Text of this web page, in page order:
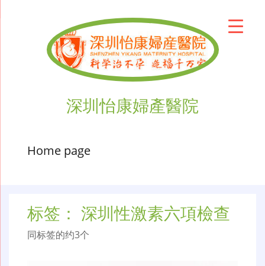
深圳怡康婦產醫院
Home page
标签： 深圳性激素六項檢查
同标签的约3个